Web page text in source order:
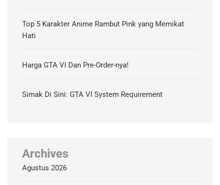
Top 5 Karakter Anime Rambut Pink yang Memikat
Hati
Harga GTA VI Dan Pre-Order-nya!
Simak Di Sini: GTA VI System Requirement
Archives
Agustus 2026